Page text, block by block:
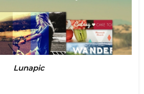
Lunapic